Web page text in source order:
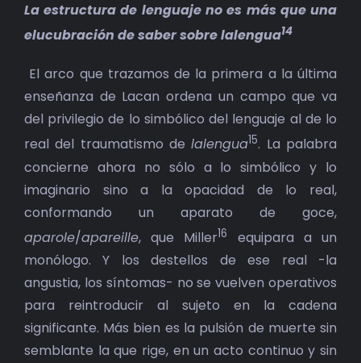
La estructura de lenguaje no es más que una
elucubración de saber sobre lalengua14
El arco que trazamos de la primera a la última
enseñanza de Lacan ordena un campo que va
del privilegio de lo simbólico del lenguaje al de lo
real del traumatismo delalengua15. La palabra
concierne ahora no sólo a lo simbólico y lo
imaginario sino a la opacidad de lo real,
conformando un aparato de goce,
aparole/apareille, que Miller16
equipara a un
monólogo. Y los destellos de ese real -la
angustia, los síntomas- no se vuelven operativos
para reintroducir al sujeto en la cadena
significante. Más bien es la pulsión de muerte sin
semblante la que rige, en un acto continuo y sin